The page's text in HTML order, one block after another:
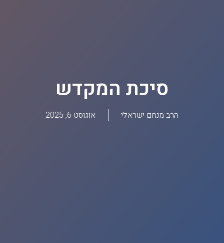
סיכת המקדש
הרב מנחם ישראלי אוגוסט 6, 2025